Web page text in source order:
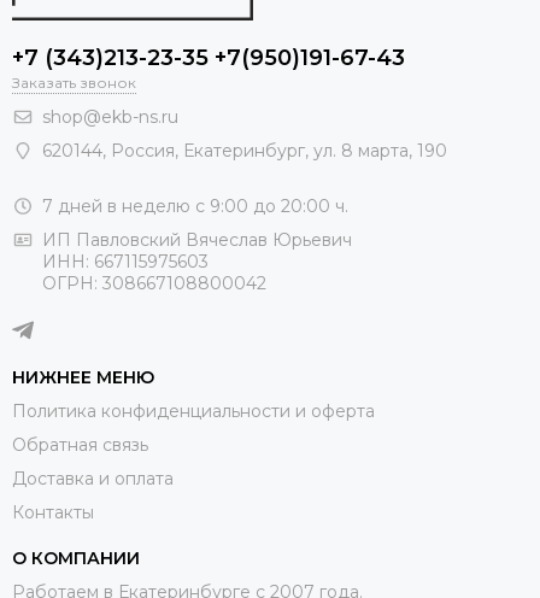
+7 (343)213-23-35 +7(950)191-67-43
Заказать звонок
shop@ekb-ns.ru
620144, Россия, Екатеринбург, ул. 8 марта, 190
7 дней в неделю с 9:00 до 20:00 ч.
ИП Павловский Вячеслав Юрьевич
ИНН: 667115975603
ОГРН: 308667108800042
НИЖНЕЕ МЕНЮ
Политика конфиденциальности и оферта
Обратная связь
Доставка и оплата
Контакты
О КОМПАНИИ
Работаем в Екатеринбурге с 2007 года.